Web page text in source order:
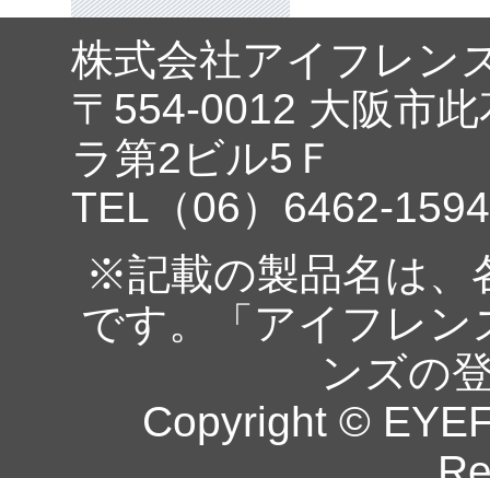
株式会社アイフレン
〒554-0012 大阪市
ラ第2ビル5Ｆ
TEL（06）6462-
※記載の製品名は、
です。「アイフレ
ンズの
Copyright ©